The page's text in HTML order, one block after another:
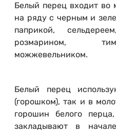
Белый перец входит во
на ряду с черным и
паприкой,
розмарином,
можжевельником.
Белый перец
(горошком), так и в
горошин белого
закладывают в